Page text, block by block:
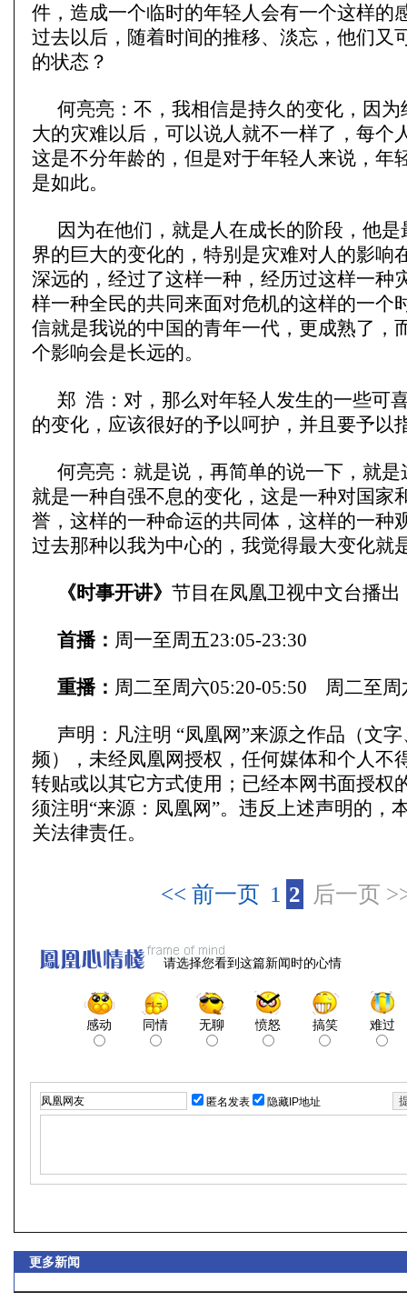
件，造成一个临时的年轻人会有一个这样的
过去以后，随着时间的推移、淡忘，他们又
的状态？
何亮亮：不，我相信是持久的变化，因
大的灾难以后，可以说人就不一样了，每个
这是不分年龄的，但是对于年轻人来说，年
是如此。
因为在他们，就是人在成长的阶段，他
界的巨大的变化的，特别是灾难对人的影响
深远的，经过了这样一种，经历过这样一种
样一种全民的共同来面对危机的这样的一个
信就是我说的中国的青年一代，更成熟了，
个影响会是长远的。
郑 浩：对，那么对年轻人发生的一些可
的变化，应该很好的予以呵护，并且要予以
何亮亮：就是说，再简单的说一下，就
就是一种自强不息的变化，这是一种对国家
誉，这样的一种命运的共同体，这样的一种
过去那种以我为中心的，我觉得最大变化就
《时事开讲》 节目在凤凰卫视中文台播出
首播： 周一至周五23:05-23:30
重播： 周二至周六05:20-05:50 周二至周
声明：凡注明 “凤凰网”来源之作品（文
频），未经凤凰网授权，任何媒体和个人不
转贴或以其它方式使用；已经本网书面授权
须注明“来源：凤凰网”。违反上述声明的，
关法律责任。
<< 前一页 1 2 后一页
请选择您看到这篇新闻时的心情
感动 同情 无聊 愤怒 搞笑 难过
匿名发表 隐藏IP地址
更多新闻